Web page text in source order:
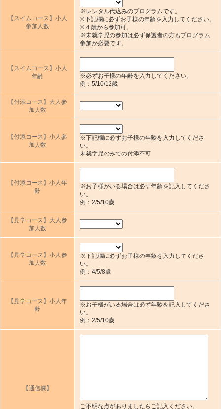
【スイムコース】小人
参加人数
※レンタル代込みのプログラムです。
※下記欄に必ずお子様の年齢を入力してください。
※４歳から参加可。
※未就学児の参加は必ず保護者の方もプログラム
参加が必要です。
【スイムコース】小人
年齢
※必ずお子様の年齢を入力してください。
例：5/10/12歳
【付添コース】大人参
加人数
【付添コース】小人参
加人数
※下記欄に必ずお子様の年齢を入力してくださ
い。
未就学児のみでの付添不可
【付添コース】小人年
齢
※お子様がいる場合は必ず年齢を記入してくださ
い。
例：2/5/10歳
【見学コース】大人参
加人数
【見学コース】小人参
加人数
※下記欄に必ずお子様の年齢を入力してくださ
い。
例：4/5/8歳
【見学コース】小人年
齢
※お子様がいる場合は必ず年齢を記入してくださ
い。
例：2/5/10歳
【通信欄】
ご不明な点がありましたらご記入ください。